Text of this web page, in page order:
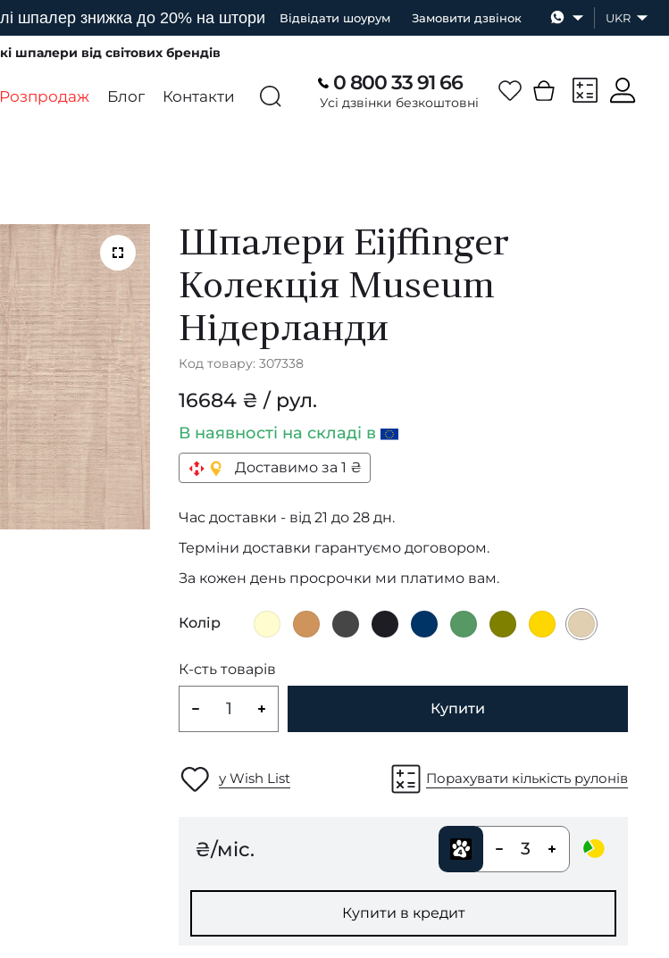
шпалер знижка до 20% на штори Відвідати шоурум Замовити дзвінок UKR
шпалери від світових брендів
Розпродаж Блог Контакти
0 800 33 91 66
Усі дзвінки безкоштовні
Шпалери Eijffinger
Колекція Museum
Нідерланди
Код товару: 307338
16684 ₴ / рул.
В наявності на складі в
Доставимо за 1 ₴
Час доставки - від 21 до 28 дн.
Терміни доставки гарантуємо договором.
За кожен день просрочки ми платимо вам.
Колір
К-сть товарів
Купити
у Wish List Порахувати кількість рулонів
₴/міс. 3
Купити в кредит